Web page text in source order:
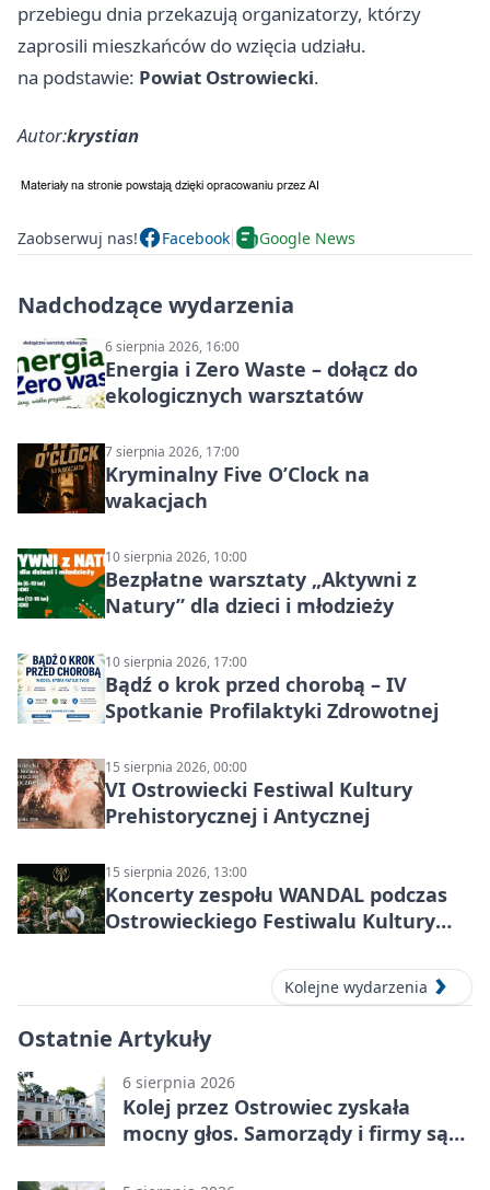
przebiegu dnia przekazują organizatorzy, którzy
zaprosili mieszkańców do wzięcia udziału.
na podstawie: Powiat Ostrowiecki.
Autor:krystian
Zaobserwuj nas! Facebook Google News
Nadchodzące wydarzenia
6 sierpnia 2026, 16:00
Energia i Zero Waste – dołącz do
ekologicznych warsztatów
7 sierpnia 2026, 17:00
Kryminalny Five O’Clock na
wakacjach
10 sierpnia 2026, 10:00
Bezpłatne warsztaty „Aktywni z
Natury” dla dzieci i młodzieży
10 sierpnia 2026, 17:00
Bądź o krok przed chorobą – IV
Spotkanie Profilaktyki Zdrowotnej
15 sierpnia 2026, 00:00
VI Ostrowiecki Festiwal Kultury
Prehistorycznej i Antycznej
15 sierpnia 2026, 13:00
Koncerty zespołu WANDAL podczas
Ostrowieckiego Festiwalu Kultury
Kolejne wydarzenia
Ostatnie Artykuły
6 sierpnia 2026
Kolej przez Ostrowiec zyskała
mocny głos. Samorządy i firmy są